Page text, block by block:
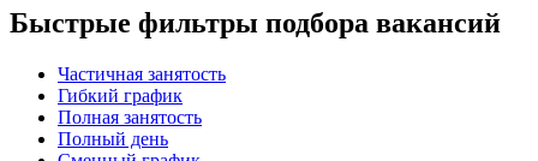
Быстрые фильтры подбора вакансий
Частичная занятость
Гибкий график
Полная занятость
Полный день